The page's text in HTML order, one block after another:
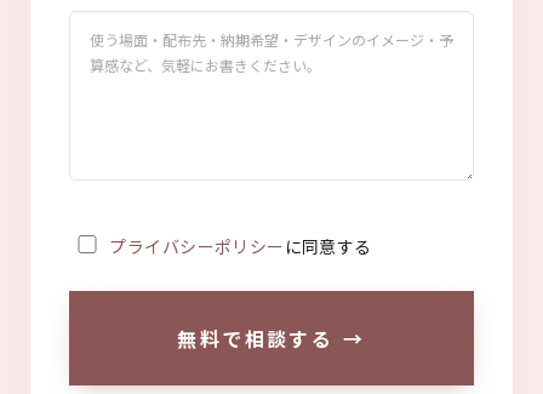
プライバシーポリシー に同意する
無料で相談する →